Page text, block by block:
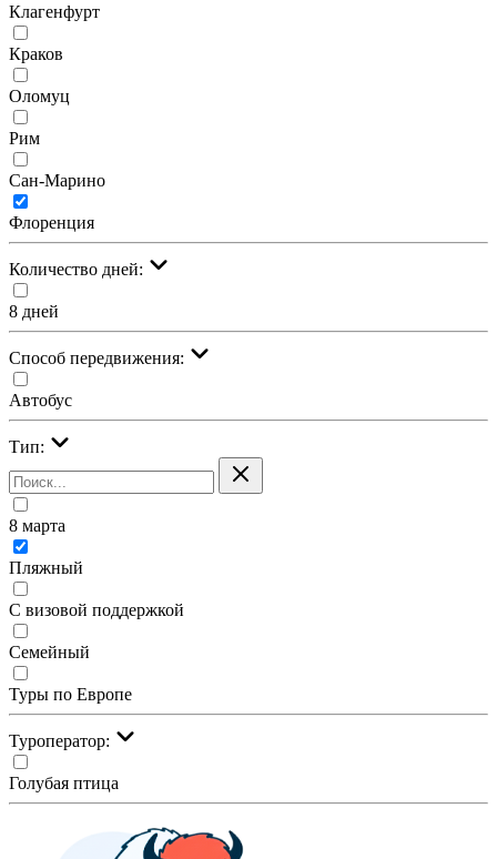
Клагенфурт
Краков
Оломуц
Рим
Сан-Марино
Флоренция
Количество дней:
8 дней
Cпособ передвижения:
Автобус
Тип:
8 марта
Пляжный
С визовой поддержкой
Семейный
Туры по Европе
Туроператор:
Голубая птица